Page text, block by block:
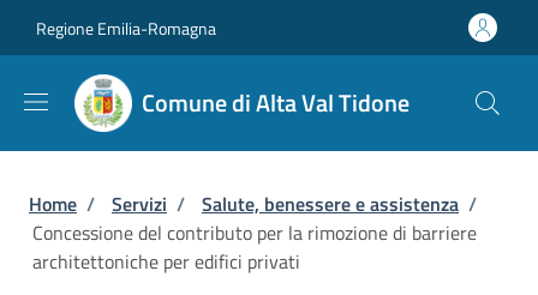
Regione Emilia-Romagna
Comune di Alta Val Tidone
Briciole di pane
Home / Servizi / Salute, benessere e assistenza /
Concessione del contributo per la rimozione di barriere
architettoniche per edifici privati